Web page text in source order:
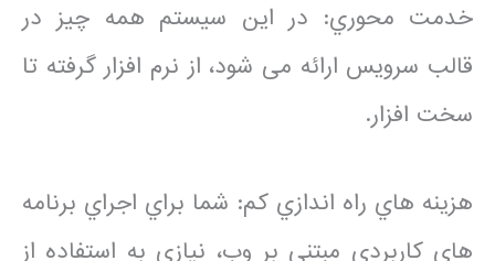
خدمت محوري: در این سیستم همه چیز در
قالب سرویس ارائه می شود، از نرم افزار گرفته تا
سخت افزار.
هزینه هاي راه اندازي کم: شما براي اجراي برنامه
هاي کاربردي مبتنی بر وب، نیازي به استفاده از